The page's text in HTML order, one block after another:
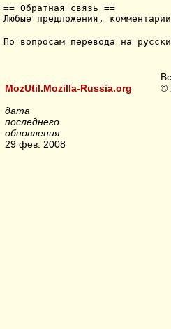
== Обратная связь ==
Любые предложения,
По вопросам перевода на
MozUtil.Mozilla-Russia.org
дата
последнего
обновления
29 фев. 2008
©